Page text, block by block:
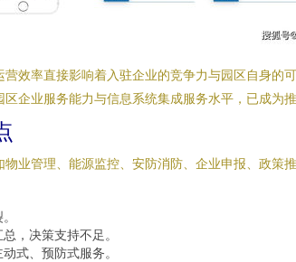
效率直接影响着入驻企业的竞争力与园区自身的
企业服务能力与信息系统集成服务水平，已成为
业管理、能源监控、安防消防、企业申报、政策
，决策支持不足。
式、预防式服务。